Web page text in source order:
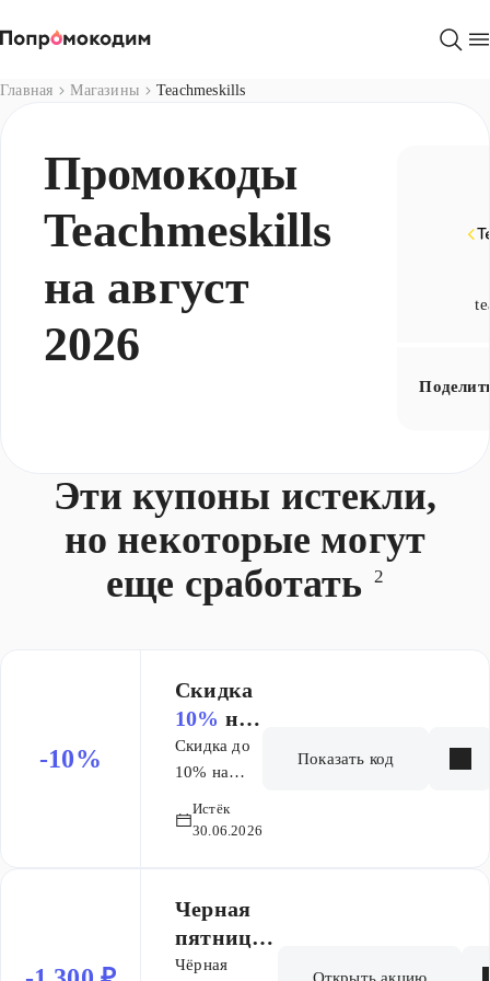
Главная Магазины Teachmeskills
Промокоды
Teachmeskills
на август
2026
Эти купоны истекли,
но некоторые могут
еще сработать
2
-10%
Скидка
10% на
обучени
е
Скидка до
10% на
оплата со
обучения.
Истёк
30.06.2026
Показать код
Черная
пятница.
Скидки
Чёрная
Открыть акцию